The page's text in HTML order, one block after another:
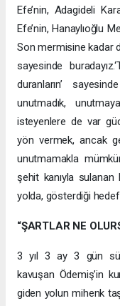
Efe’nin, Adagideli
Efe’nin, Hanaylıoğlu
Son mermisine kadar
sayesinde
duranların’
unutmadık,
isteyenlere de var
yön vermek, ancak
unutmamakla
şehit kanıyla sulanan
yolda, gösterdiği
“ŞARTLAR NE
3 yıl 3 ay 3 gün
kavuşan Ödemiş’in
giden yolun mihenk